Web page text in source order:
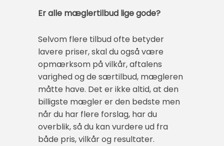
Er alle mæglertilbud lige gode?
Selvom flere tilbud ofte betyder
lavere priser, skal du også være
opmærksom på vilkår, aftalens
varighed og de særtilbud, mægleren
måtte have. Det er ikke altid, at den
billigste mægler er den bedste men
når du har flere forslag, har du
overblik, så du kan vurdere ud fra
både pris, vilkår og resultater.